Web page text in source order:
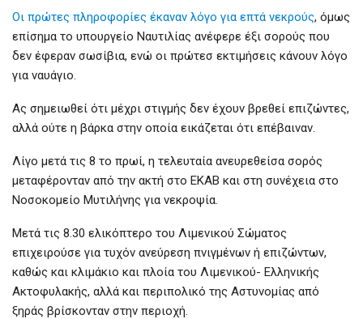
Οι πρώτες πληροφορίες έκαναν λόγο για επτά νεκρούς, όμως
επίσημα το υπουργείο Ναυτιλίας ανέφερε έξι σορούς που
δεν έφεραν σωσίβια, ενώ οι πρώτεσ εκτιμήσεις κάνουν λόγο
για ναυάγιο.
Ας σημειωθεί ότι μέχρι στιγμής δεν έχουν βρεθεί επιζώντες,
αλλά ούτε η βάρκα στην οποία εικάζεται ότι επέβαιναν.
Λίγο μετά τις 8 το πρωί, η τελευταία ανευρεθείσα σορός
μεταφέρονταν από την ακτή στο ΕΚΑΒ και στη συνέχεια στο
Νοσοκομείο Μυτιλήνης για νεκροψία.
Μετά τις 8.30 ελικόπτερο του Λιμενικού Σώματος
επιχειρούσε για τυχόν ανεύρεση πνιγμένων ή επιζώντων,
καθώς και κλιμάκιο και πλοία του Λιμενικού- Ελληνικής
Ακτοφυλακής, αλλά και περιπολικό της Αστυνομίας από
ξηράς βρίσκονταν στην περιοχή.